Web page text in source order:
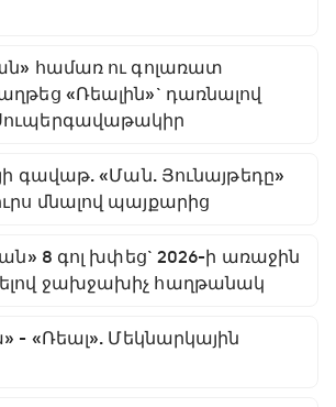
համառ ու գոլառատ
«Ռեալին»` դառնալով
գավաթ. «Ման. Յունայթեդը»
մնալով պայքարից
8 գոլ խփեց` 2026-ի առաջին
ջախջախիչ հաղթանակ
- «Ռեալ». Մեկնարկային